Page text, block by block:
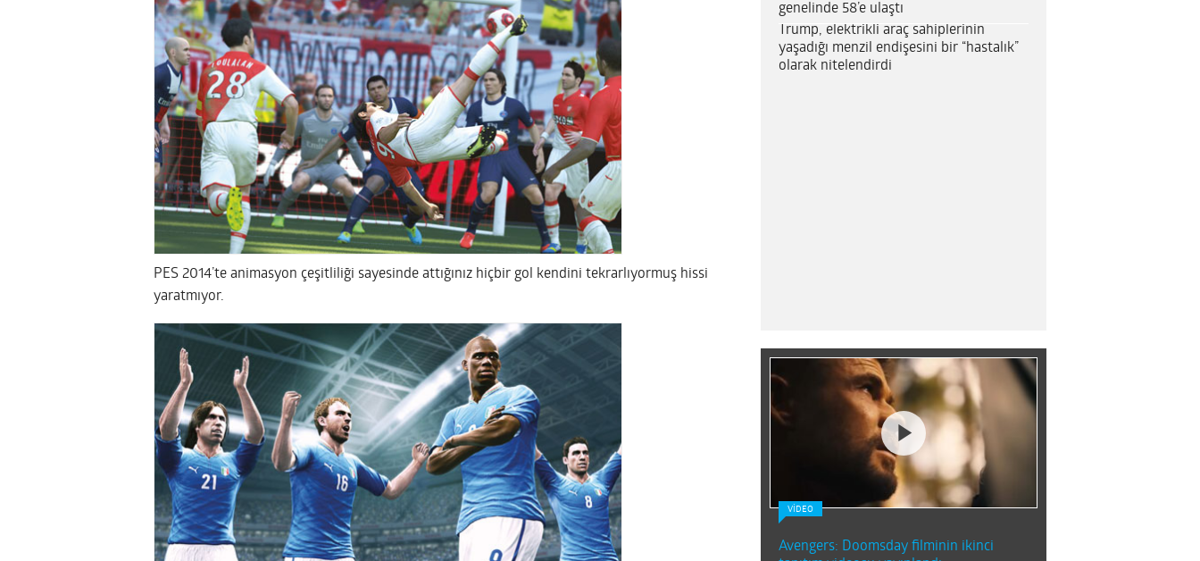
PES 2014’te animasyon çeşitliliği sayesinde attığınız hiçbir gol kendini tekrarlıyormuş hissi
yaratmıyor.
genelinde 58’e ulaştı
Trump, elektrikli araç sahiplerinin
yaşadığı menzil endişesini bir “hastalık”
olarak nitelendirdi
VİDEO
Avengers: Doomsday filminin ikinci